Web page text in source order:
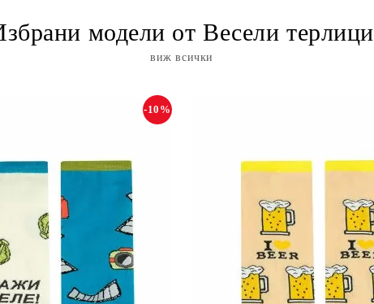
модели от Весели терлици
виж всички
-10%